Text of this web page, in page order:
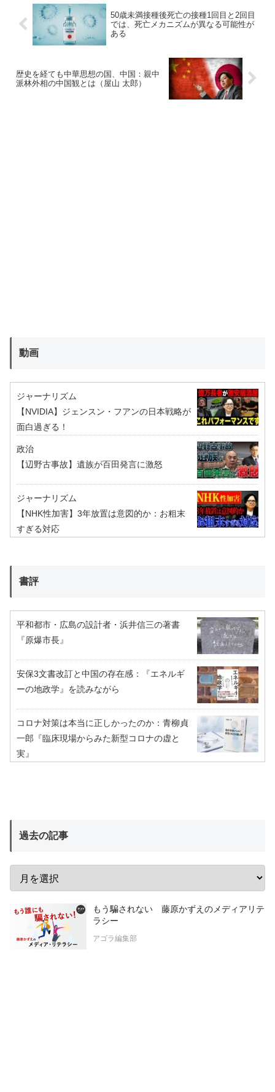
50歳未満接種後死亡の接種1回目と2回目
では、死亡メカニズムが異なる可能性が
ある
歴史を経ても中華思想の国、中国：親中
派林外相の中国観とは（屋山 太郎）
動画
ジャーナリズム
【NVIDIA】ジェンスン・フアンの日本戦略が
面白過ぎる！
政治
【辺野古事故】遺族が百田発言に激怒
ジャーナリズム
【NHK性加害】3年放置は意図的か：お粗末
すぎる対応
書評
平和都市・広島の設計者・浜井信三の著書
『原爆市長』
安保3文書改訂と中国の存在感：『エネルギ
ーの地政学』を読みながら
コロナ対策は本当に正しかったのか：青柳貞
一郎『臨床現場からみた新型コロナの虚と
実』
過去の記事
もう騙されない 藤原かずえのメディアリテ
ラシー
アゴラ編集部